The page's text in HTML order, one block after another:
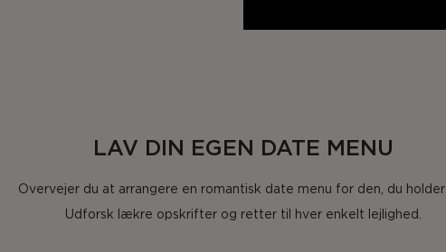
LAV DIN EGEN DATE MENU
Overvejer du at arrangere en romantisk date menu for den, du
Udforsk lækre opskrifter og retter til hver enkelt lejlighed.